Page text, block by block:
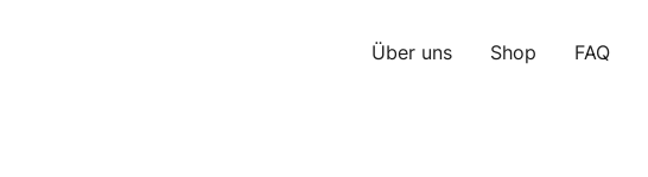
Über uns Shop FAQ